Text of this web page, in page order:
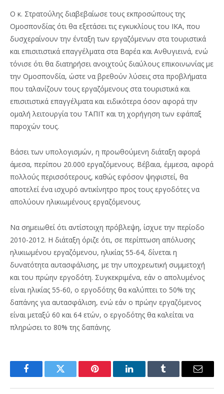
Ο κ. Στρατούλης διαβεβαίωσε τους εκπροσώπους της
Ομοσπονδίας ότι θα εξετάσει τις εγκυκλίους του ΙΚΑ, που
δυσχεραίνουν την ένταξη των εργαζόμενων στα τουριστικά
και επισιτιστικά επαγγέλματα στα Βαρέα και Ανθυγιεινά, ενώ
τόνισε ότι θα διατηρήσει ανοιχτούς διαύλους επικοινωνίας με
την Ομοσπονδία, ώστε να βρεθούν λύσεις στα προβλήματα
που ταλανίζουν τους εργαζόμενους στα τουριστικά και
επισιτιστικά επαγγέλματα και ειδικότερα όσον αφορά την
ομαλή λειτουργία του ΤΑΠΙΤ και τη χορήγηση των εφάπαξ
παροχών τους.
Βάσει των υπολογισμών, η προωθούμενη διάταξη αφορά
άμεσα, περίπου 20.000 εργαζόμενους. Βέβαια, έμμεσα, αφορά
πολλούς περισσότερους, καθώς εφόσον ψηφιστεί, θα
αποτελεί ένα ισχυρό αντικίνητρο προς τους εργοδότες να
απολύουν ηλικιωμένους εργαζόμενους.
Να σημειωθεί ότι αντίστοιχη πρόβλεψη, ίσχυε την περίοδο
2010-2012. Η διάταξη όριζε ότι, σε περίπτωση απόλυσης
ηλικιωμένου εργαζόμενου, ηλικίας 55-64, δίνεται η
δυνατότητα αυτασφάλισης, με την υποχρεωτική συμμετοχή
και του πρώην εργοδότη. Συγκεκριμένα, εάν ο απολυμένος
είναι ηλικίας 55-60, ο εργοδότης θα καλύπτει το 50% της
δαπάνης για αυτασφάλιση, ενώ εάν ο πρώην εργαζόμενος
είναι μεταξύ 60 και 64 ετών, ο εργοδότης θα καλείται να
πληρώσει το 80% της δαπάνης.
FacebookTwitter Pinterest LinkedInTumblr Email